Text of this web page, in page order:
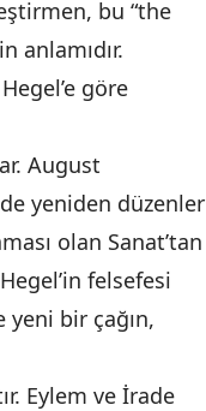
bu “the
anlamıdır.
göre
August
yeniden düzenler
olan Sanat’tan
felsefesi
yeni bir çağın,
Eylem ve İrade